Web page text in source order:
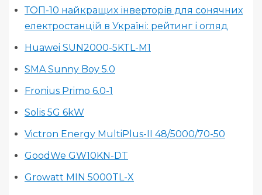
ТОП-10 найкращих інверторів для сонячних
електростанцій в Україні: рейтинг і огляд
Huawei SUN2000-5KTL-M1
SMA Sunny Boy 5.0
Fronius Primo 6.0-1
Solis 5G 6kW
Victron Energy MultiPlus-II 48/5000/70-50
GoodWe GW10KN-DT
Growatt MIN 5000TL-X